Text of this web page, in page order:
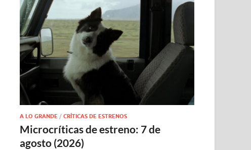
A LO GRANDE /CRÍTICAS DE ESTRENOS
Microcríticas de estreno: 7 de
agosto (2026)